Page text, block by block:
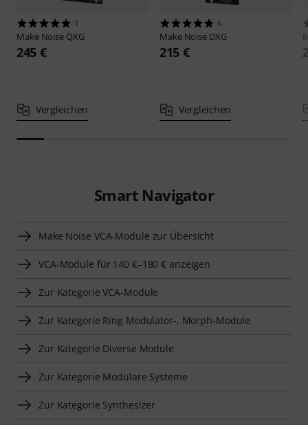
1
Make Noise QXG
245 €
Vergleichen
6
Make Noise DXG
215 €
Vergleichen
Smart Navigator
Make Noise VCA-Module zur Übersicht
VCA-Module für 140 €–180 € anzeigen
Zur Kategorie VCA-Module
Zur Kategorie Ring Modulator-, Morph-Module
Zur Kategorie Diverse Module
Zur Kategorie Modulare Systeme
Zur Kategorie Synthesizer